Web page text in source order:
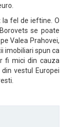
la fel de ieftine. O
se poate
Valea Prahovei,
imobiliari spun ca
fi mici din cauza
vestul Europei